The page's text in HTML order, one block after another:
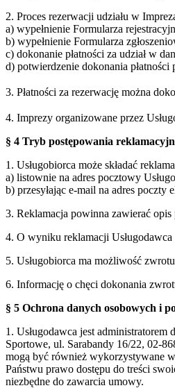
2. Proces rezerwacji udziału w
a) wypełnienie Formularza
b) wypełnienie Formularza
c) dokonanie płatności za udział w
d) potwierdzenie dokonania płatności
3. Płatności za rezerwację można
4. Imprezy organizowane przez
§ 4 Tryb postępowania
1. Usługobiorca może składać
a) listownie na adres pocztowy
b) przesyłając e-mail na adres
3. Reklamacja powinna zawierać
4. O wyniku reklamacji
5. Usługobiorca ma możliwość
6. Informację o chęci dokonania
§ 5 Ochrona danych osobowych i
1. Usługodawca jest
Sportowe, ul. Sarabandy 16/22, 02-
mogą być również wykorzystywane
Państwu prawo dostępu do treści
niezbędne do zawarcia umowy.